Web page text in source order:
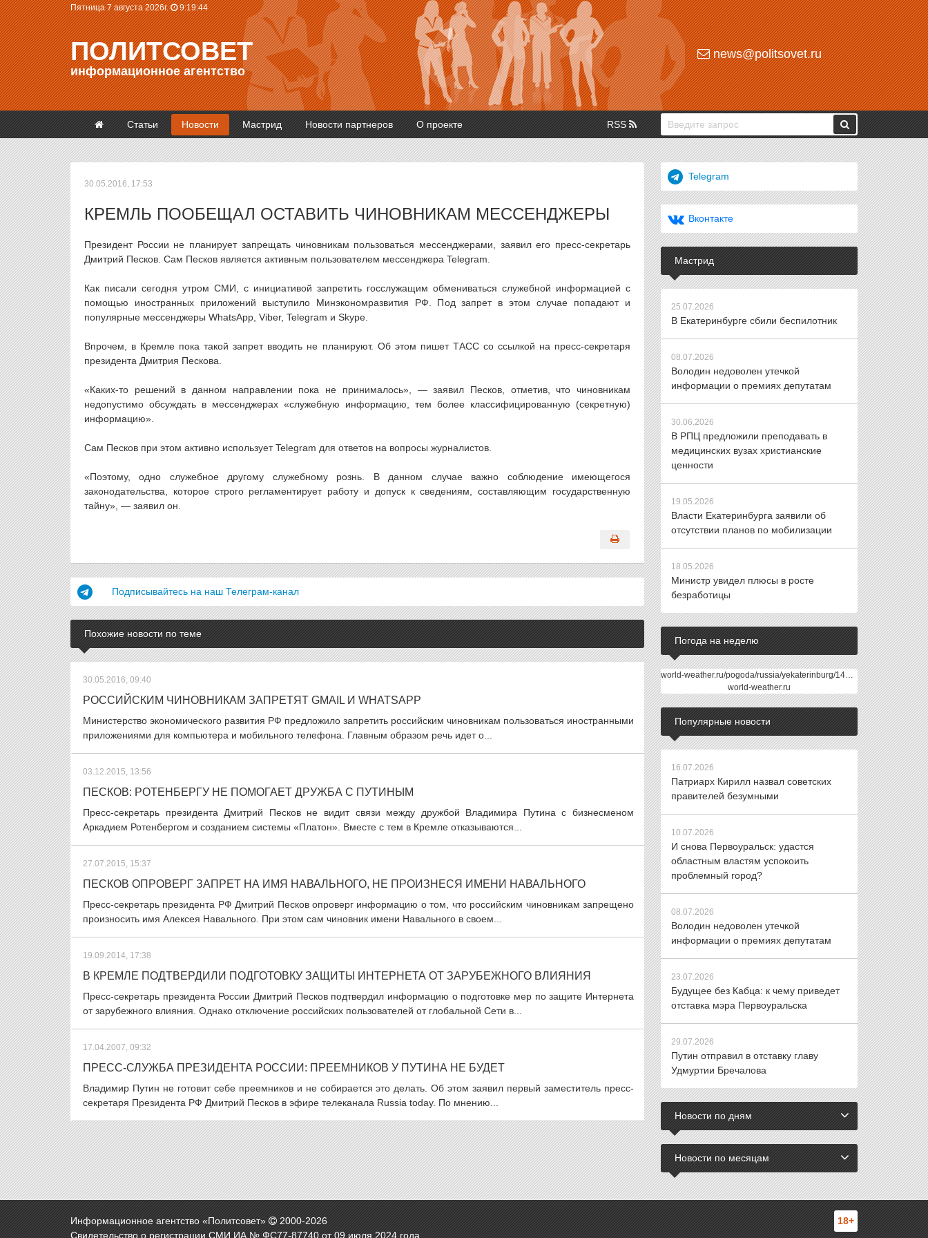
Пятница 7 августа 2026г. 9:19:44
ПОЛИТСОВЕТ
информационное агентство
news@politsovet.ru
Статьи Новости Мастрид Новости партнеров О проекте RSS
30.05.2016, 17:53
КРЕМЛЬ ПООБЕЩАЛ ОСТАВИТЬ ЧИНОВНИКАМ МЕССЕНДЖЕРЫ
Президент России не планирует запрещать чиновникам пользоваться мессенджерами, заявил его пресс-секретарь
Дмитрий Песков. Сам Песков является активным пользователем мессенджера Telegram.
Как писали сегодня утром СМИ, с инициативой запретить госслужащим обмениваться служебной информацией с
помощью иностранных приложений выступило Минэкономразвития РФ. Под запрет в этом случае попадают и
популярные мессенджеры WhatsApp, Viber, Telegram и Skype.
Впрочем, в Кремле пока такой запрет вводить не планируют. Об этом пишет ТАСС со ссылкой на пресс-секретаря
президента Дмитрия Пескова.
«Каких-то решений в данном направлении пока не принималось», — заявил Песков, отметив, что чиновникам
недопустимо обсуждать в мессенджерах «служебную информацию, тем более классифицированную (секретную)
информацию».
Сам Песков при этом активно использует Telegram для ответов на вопросы журналистов.
«Поэтому, одно служебное другому служебному рознь. В данном случае важно соблюдение имеющегося
законодательства, которое строго регламентирует работу и допуск к сведениям, составляющим государственную
тайну», — заявил он.
Подписывайтесь на наш Телеграм-канал
Похожие новости по теме
30.05.2016, 09:40
РОССИЙСКИМ ЧИНОВНИКАМ ЗАПРЕТЯТ GMAIL И WHATSAPP
Министерство экономического развития РФ предложило запретить российским чиновникам пользоваться иностранными
приложениями для компьютера и мобильного телефона. Главным образом речь идет о...
03.12.2015, 13:56
ПЕСКОВ: РОТЕНБЕРГУ НЕ ПОМОГАЕТ ДРУЖБА С ПУТИНЫМ
Пресс-секретарь президента Дмитрий Песков не видит связи между дружбой Владимира Путина с бизнесменом
Аркадием Ротенбергом и созданием системы «Платон». Вместе с тем в Кремле отказываются...
27.07.2015, 15:37
ПЕСКОВ ОПРОВЕРГ ЗАПРЕТ НА ИМЯ НАВАЛЬНОГО, НЕ ПРОИЗНЕСЯ ИМЕНИ НАВАЛЬНОГО
Пресс-секретарь президента РФ Дмитрий Песков опроверг информацию о том, что российским чиновникам запрещено
произносить имя Алексея Навального. При этом сам чиновник имени Навального в своем...
19.09.2014, 17:38
В КРЕМЛЕ ПОДТВЕРДИЛИ ПОДГОТОВКУ ЗАЩИТЫ ИНТЕРНЕТА ОТ ЗАРУБЕЖНОГО ВЛИЯНИЯ
Пресс-секретарь президента России Дмитрий Песков подтвердил информацию о подготовке мер по защите Интернета
от зарубежного влияния. Однако отключение российских пользователей от глобальной Сети в...
17.04.2007, 09:32
ПРЕСС-СЛУЖБА ПРЕЗИДЕНТА РОССИИ: ПРЕЕМНИКОВ У ПУТИНА НЕ БУДЕТ
Владимир Путин не готовит себе преемников и не собирается это делать. Об этом заявил первый заместитель пресс-
секретаря Президента РФ Дмитрий Песков в эфире телеканала Russia today. По мнению...
Telegram
Вконтакте
Мастрид
25.07.2026
В Екатеринбурге сбили беспилотник
08.07.2026
Володин недоволен утечкой
информации о премиях депутатам
30.06.2026
В РПЦ предложили преподавать в
медицинских вузах христианские
ценности
19.05.2026
Власти Екатеринбурга заявили об
отсутствии планов по мобилизации
18.05.2026
Министр увидел плюсы в росте
безработицы
Погода на неделю
world-weather.ru/pogoda/russia/yekaterinburg/14days/
world-weather.ru
Популярные новости
16.07.2026
Патриарх Кирилл назвал советских
правителей безумными
10.07.2026
И снова Первоуральск: удастся
областным властям успокоить
проблемный город?
08.07.2026
Володин недоволен утечкой
информации о премиях депутатам
23.07.2026
Будущее без Кабца: к чему приведет
отставка мэра Первоуральска
29.07.2026
Путин отправил в отставку главу
Удмуртии Бречалова
Новости по дням
Новости по месяцам
Информационное агентство «Политсовет» 2000-2026
Свидетельство о регистрации СМИ ИА № ФС77-87740 от 09 июля 2024 года.
18+